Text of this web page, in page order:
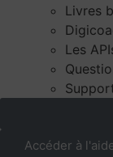
Livres
Les
Accéder à